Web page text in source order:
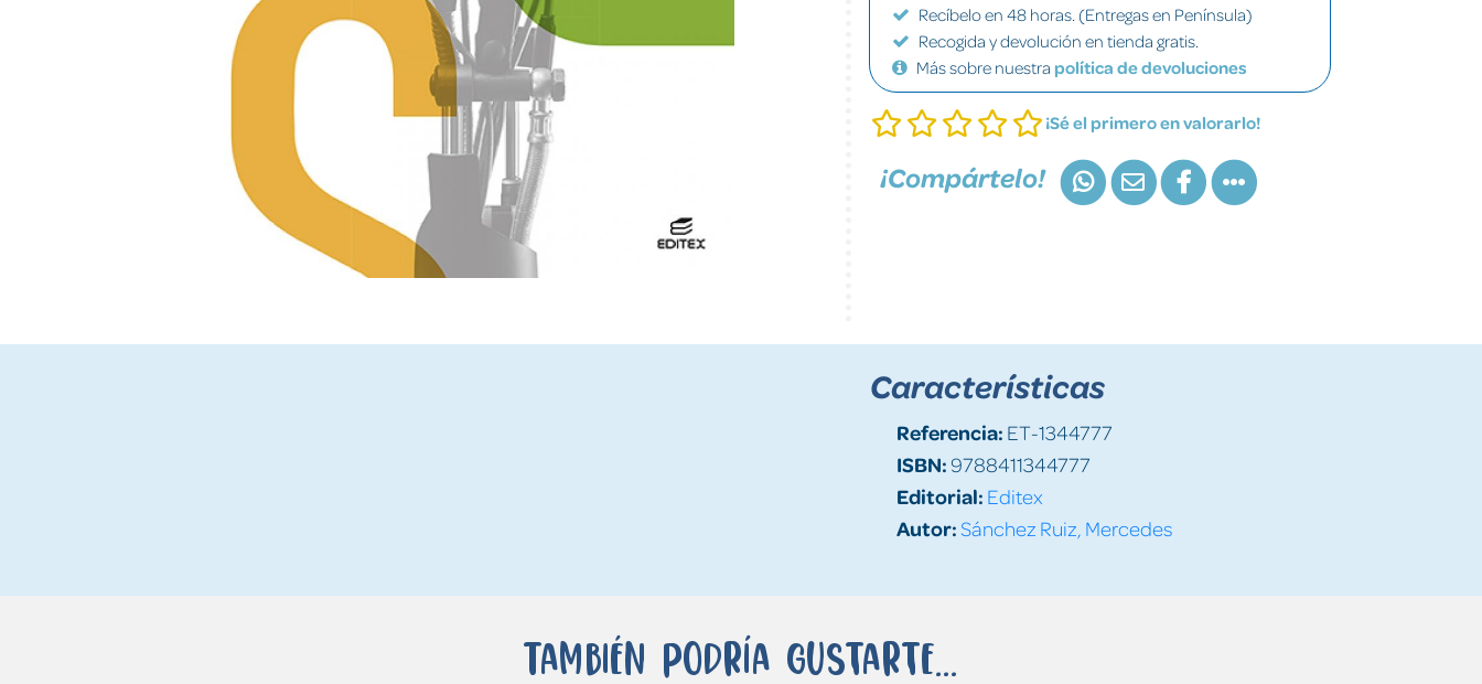
Recíbelo en 48 horas. (Entregas en Península)
Recogida y devolución en tienda gratis.
Más sobre nuestra política de devoluciones
¡Sé el primero en valorarlo!
¡Compártelo!
Características
Referencia: ET-1344777
ISBN:9788411344777
Editorial: Editex
Autor:Sánchez Ruiz, Mercedes
También podría gustarte...